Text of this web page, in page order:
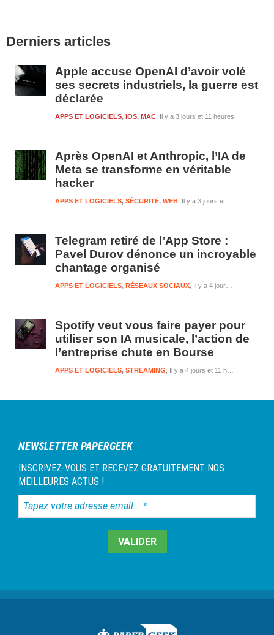
latérale
Derniers articles
Apple accuse OpenAI d’avoir volé
ses secrets industriels, la guerre est
déclarée
Il y a 3 jours et 11 heures
APPS ET LOGICIELS, IOS, MAC
Après OpenAI et Anthropic, l’IA de
Meta se transforme en véritable
hacker
Il y a 3 jours et 11 heures
APPS ET LOGICIELS, SÉCURITÉ, WEB
Telegram retiré de l’App Store :
Pavel Durov dénonce un incroyable
chantage organisé
Il y a 4 jours et 11 heures
APPS ET LOGICIELS, RÉSEAUX SOCIAUX
Spotify veut vous faire payer pour
utiliser son IA musicale, l’action de
l’entreprise chute en Bourse
Il y a 4 jours et 11 heures
APPS ET LOGICIELS, STREAMING
NEWSLETTER PAPERGEEK
INSCRIVEZ-VOUS ET RECEVEZ GRATUITEMENT NOS
MEILLEURES ACTUS !
Tapez
votre